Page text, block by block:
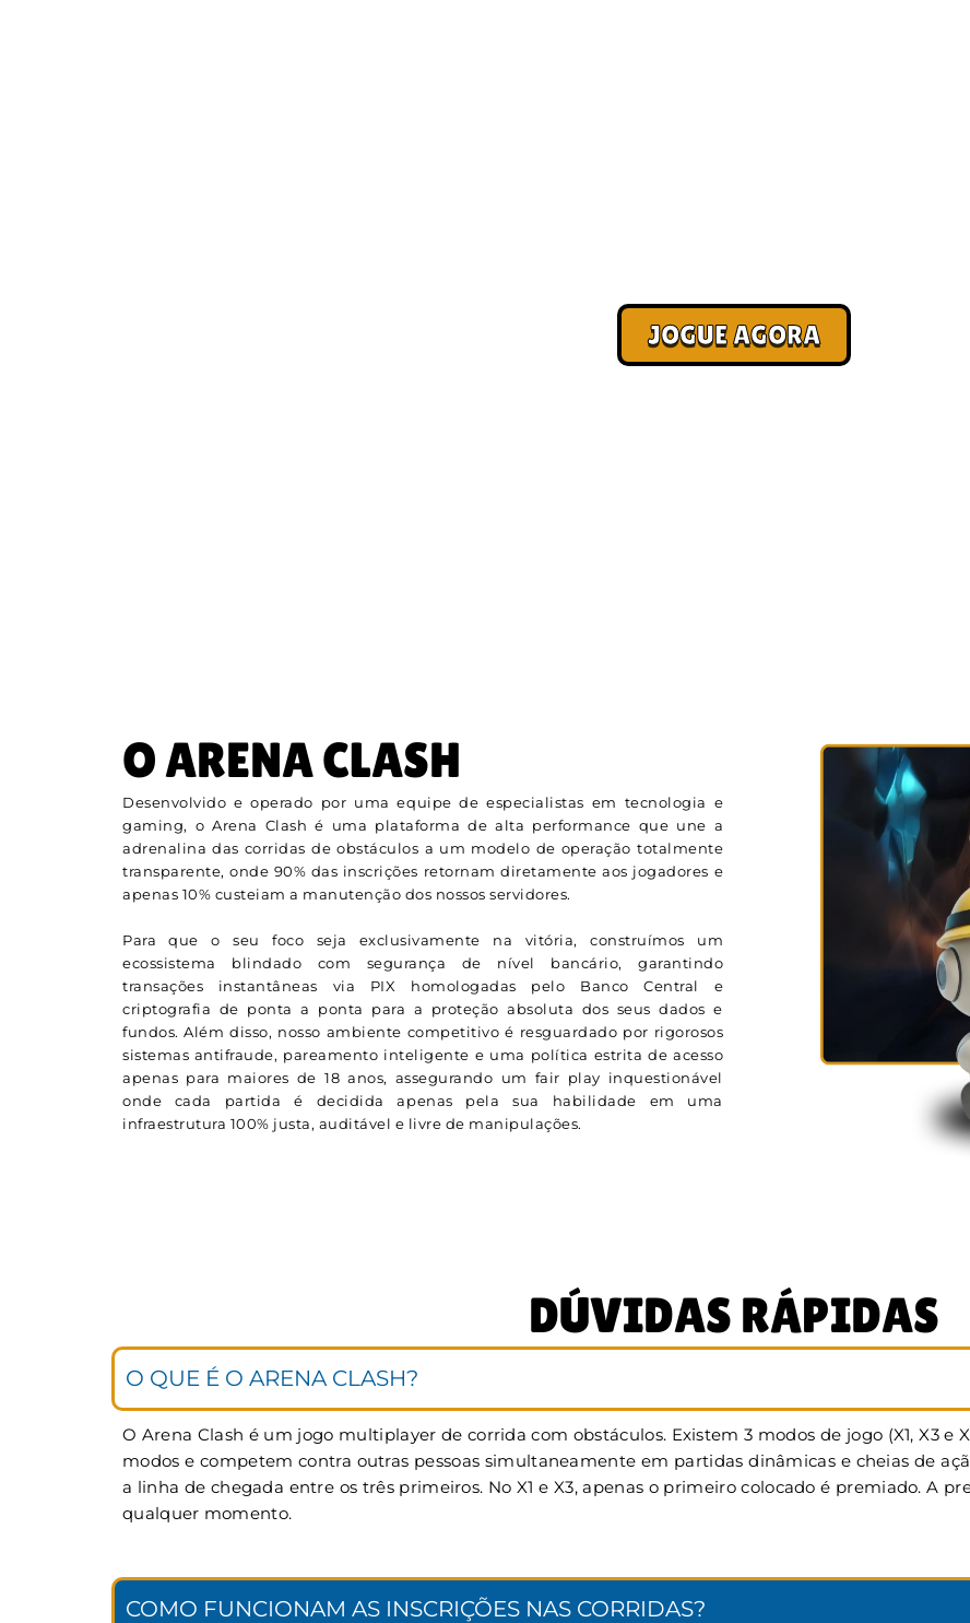
JOGUE AGORA
O ARENA CLASH
Desenvolvido e operado por uma equipe de especialistas em tecnologia e
gaming, o Arena Clash é uma plataforma de alta performance que une a
adrenalina das corridas de obstáculos a um modelo de operação totalmente
transparente, onde 90% das inscrições retornam diretamente aos jogadores e
apenas 10% custeiam a manutenção dos nossos servidores.
Para que o seu foco seja exclusivamente na vitória, construímos um
ecossistema blindado com segurança de nível bancário, garantindo
transações instantâneas via PIX homologadas pelo Banco Central e
criptografia de ponta a ponta para a proteção absoluta dos seus dados e
fundos. Além disso, nosso ambiente competitivo é resguardado por rigorosos
sistemas antifraude, pareamento inteligente e uma política estrita de acesso
apenas para maiores de 18 anos, assegurando um fair play inquestionável
onde cada partida é decidida apenas pela sua habilidade em uma
infraestrutura 100% justa, auditável e livre de manipulações.
DÚVIDAS RÁPIDAS
O QUE É O ARENA CLASH?
O Arena Clash é um jogo multiplayer de corrida com obstáculos. Existem 3 modos de jogo (X1, X3 e
modos e competem contra outras pessoas simultaneamente em partidas dinâmicas e cheias de
a linha de chegada entre os três primeiros. No X1 e X3, apenas o primeiro colocado é premiado. A
qualquer momento.
COMO FUNCIONAM AS INSCRIÇÕES NAS CORRIDAS?